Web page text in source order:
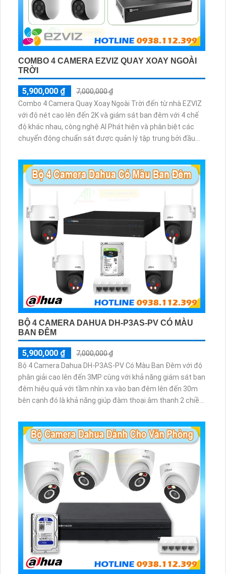
COMBO 4 CAMERA EZVIZ QUAY XOAY NGOÀI
TRỜI
5,900,000 ₫
7,000,000 ₫
Combo 4 Camera Quay Xoay Ngoài Trời đến từ nhà EZVIZ
với độ nét cao lên đến 2K và giám sát ban đêm với 4 chế
độ khác nhau, công nghệ AI Phát hiện và phân biệt các
chuyển động chuẩn sát được quản lý tập trung bởi đầu
BỘ 4 CAMERA DAHUA DH-P3AS-PV CÓ MÀU
BAN ĐÊM
5,900,000 ₫
7,000,000 ₫
Bộ 4 Camera Dahua DH-P3AS-PV Có Màu Ban Đêm với độ
phân giải cao lên đến 3MP cùng với khả năng giám sát ban
đêm hiệu quả với tầm nhìn xa vào ban đêm lên đến 30m
bên cạnh đó là khả năng giúp đàm thoại âm thanh 2 chiều